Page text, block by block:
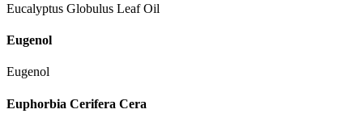
Eucalyptus Globulus Leaf Oil
Eugenol
Eugenol
Euphorbia Cerifera Cera